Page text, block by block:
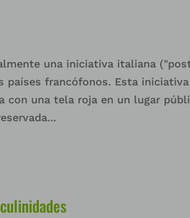
una iniciativa italiana
países francófonos. Esta
con una tela roja en un lugar